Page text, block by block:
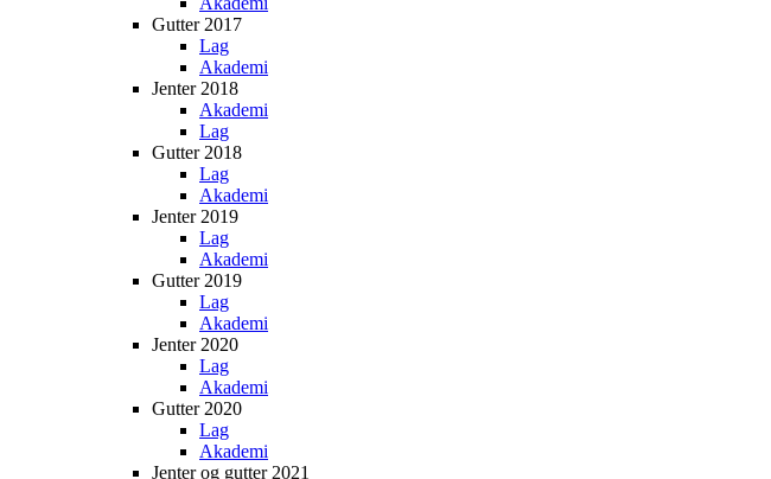
Gutter 2017
Lag
Akademi
Jenter 2018
Akademi
Lag
Gutter 2018
Lag
Akademi
Jenter 2019
Lag
Akademi
Gutter 2019
Lag
Akademi
Jenter 2020
Lag
Akademi
Gutter 2020
Lag
Akademi
Jenter og gutter 2021